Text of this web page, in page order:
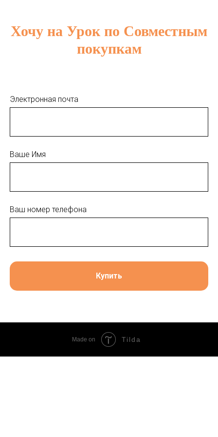
Хочу на Урок по Совместным
покупкам
Электронная почта
Ваше Имя
Ваш номер телефона
Купить
Made on Tilda